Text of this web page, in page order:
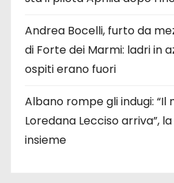
Andrea Bocelli, furto da
di Forte dei Marmi: ladri in
ospiti erano fuori
Albano rompe gli indugi:
Loredana Lecciso arriva”,
insieme